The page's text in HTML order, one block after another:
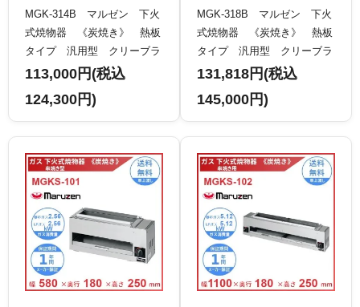
MGK-314B マルゼン 下火
式焼物器 《炭焼き》 熱板
タイプ 汎用型 クリーブラ
ンド
113,000円(税込
124,300円)
MGK-318B マルゼン 下火
式焼物器 《炭焼き》 熱板
タイプ 汎用型 クリーブラ
ンド
131,818円(税込
145,000円)